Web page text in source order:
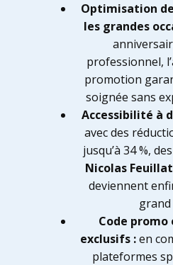
Optimisation
les grandes
professionnel,
promotion
soignée sans
Accessibilité à
avec des
jusqu’à 34 %,
Nicolas
deviennent
grand
Code
exclusifs :en
plateformes